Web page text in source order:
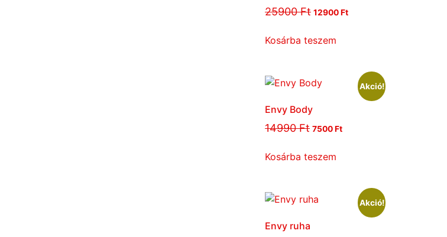
25900Ft 12900Ft
Kosárba teszem
Akció!
Envy Body
14990Ft 7500Ft
Kosárba teszem
Akció!
Envy ruha